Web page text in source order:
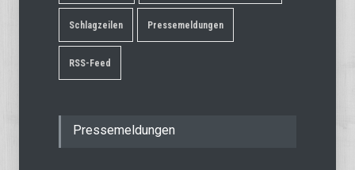
Schlagzeilen Pressemeldungen
RSS-Feed
Pressemeldungen